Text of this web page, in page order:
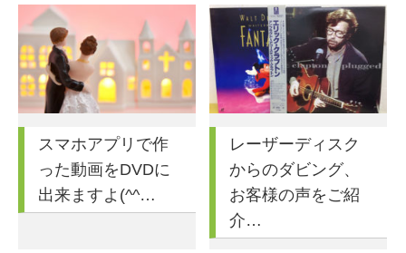
スマホアプリで作
った動画をDVDに
出来ますよ(^^…
レーザーディスク
からのダビング、
お客様の声をご紹
介…